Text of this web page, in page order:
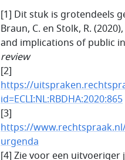
[1] Dit stuk is grotendeels
Braun, C. en Stolk, R.
and implications of public
review
[2]
https://
id=ECLI:NL:RBDHA:2020:865
[3]
https://
urgenda
[4] Zie voor een uitvoeriger